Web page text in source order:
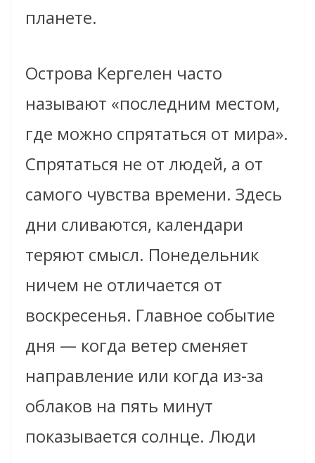
планете.
Острова Кергелен часто
называют «последним местом,
где можно спрятаться от мира».
Спрятаться не от людей, а от
самого чувства времени. Здесь
дни сливаются, календари
теряют смысл. Понедельник
ничем не отличается от
воскресенья. Главное событие
дня — когда ветер сменяет
направление или когда из-за
облаков на пять минут
показывается солнце. Люди